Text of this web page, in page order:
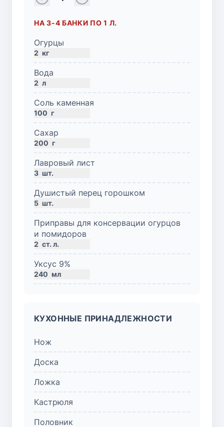
НА 3-4 БАНКИ ПО 1 Л.
Огурцы
2 кг
Вода
2 л
Соль каменная
100 г
Сахар
200 г
Лавровый лист
3 шт.
Душистый перец горошком
5 шт.
Приправы для консервации огурцов
и помидоров
2 ст. л.
Уксус 9%
240 мл
КУХОННЫЕ ПРИНАДЛЕЖНОСТИ
Нож
Доска
Ложка
Кастрюля
Половник